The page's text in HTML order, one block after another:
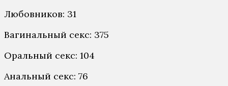
Любовников: 31
Вагинальный секс: 375
Оральный секс: 104
Анальный секс: 76